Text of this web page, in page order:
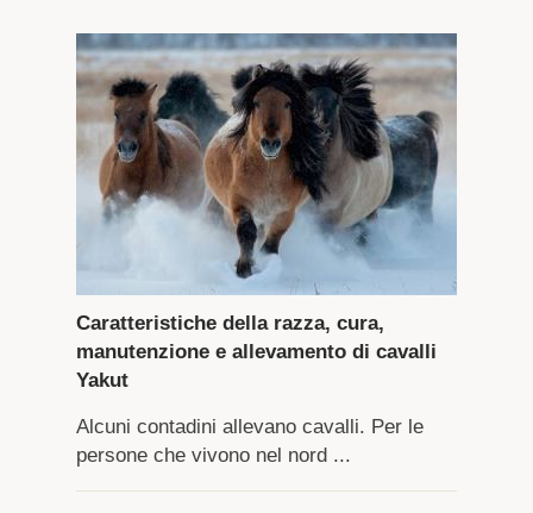
Caratteristiche della razza, cura,
manutenzione e allevamento di cavalli
Yakut
Alcuni contadini allevano cavalli. Per le
persone che vivono nel nord ...